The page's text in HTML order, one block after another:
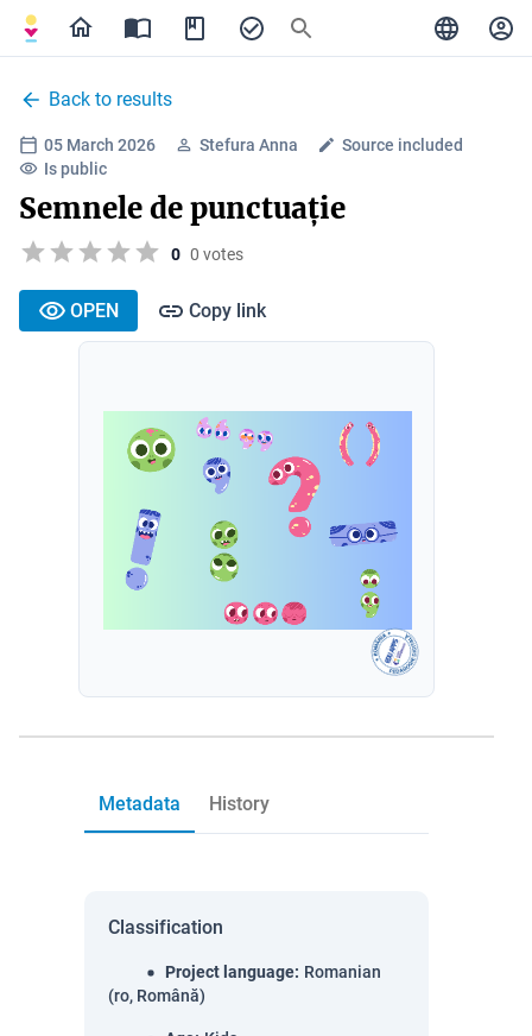
Back to results
05 March 2026 Stefura Anna
Source included
Is public
Semnele de punctuație
0 0 votes
OPEN Copy link
Metadata History
Classification
Project language: Romanian
(ro, Română)